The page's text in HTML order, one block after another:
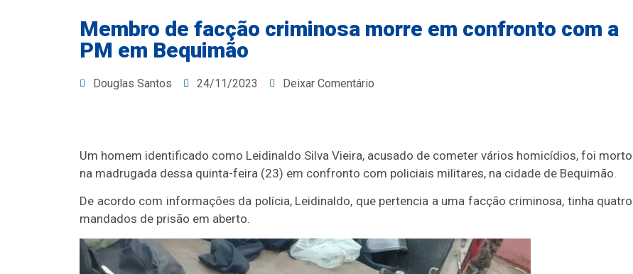
Membro de facção criminosa morre em confronto com a
PM em Bequimão
Douglas Santos 24/11/2023 Deixar Comentário
Um homem identificado como Leidinaldo Silva Vieira, acusado de cometer vários homicídios, foi morto
na madrugada dessa quinta-feira (23) em confronto com policiais militares, na cidade de Bequimão.
De acordo com informações da polícia, Leidinaldo, que pertencia a uma facção criminosa, tinha quatro
mandados de prisão em aberto.